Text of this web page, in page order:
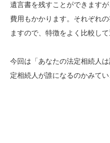
遺言書を残すことができます
費用もかかります。それぞれ
ますので、特徴をよく比較し
今回は「あなたの法定相続人
定相続人が誰になるのかみてい